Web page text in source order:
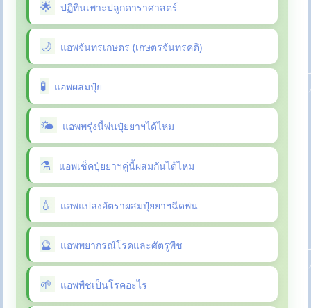
ปฏิทินเพาะปลูกดาราศาสตร์
แอพจันทรเกษตร (เกษตรจันทรคติ)
แอพผสมปุ๋ย
แอพพรุ่งนี้พ่นปุ๋ยยาฯได้ไหม
แอพเช็คปุ๋ยยาฯคู่นี้ผสมกันได้ไหม
แอพแปลงอัตราผสมปุ๋ยยาฯฉีดพ่น
แอพพยากรณ์โรคและศัตรูพืช
แอพพืชเป็นโรคอะไร